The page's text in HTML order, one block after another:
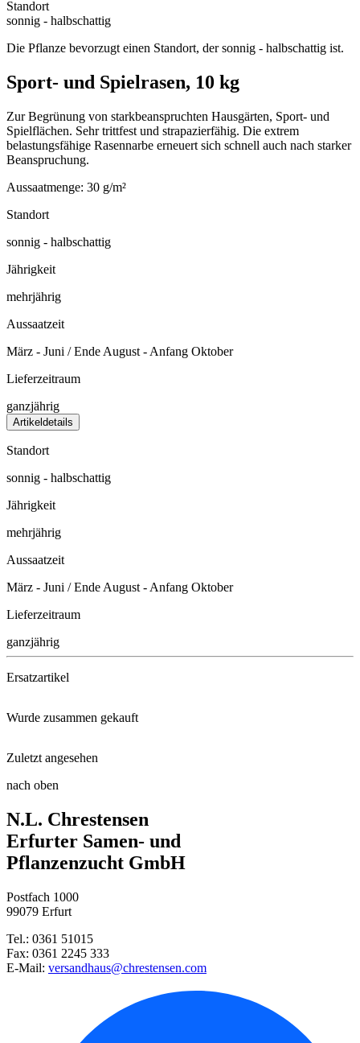
Standort
sonnig - halbschattig
Die Pflanze bevorzugt einen Standort, der sonnig - halbschattig ist.
Sport- und Spielrasen, 10 kg
Zur Begrünung von starkbeanspruchten Hausgärten, Sport- und
Spielflächen. Sehr trittfest und strapazierfähig. Die extrem
belastungsfähige Rasennarbe erneuert sich schnell auch nach starker
Beanspruchung.
Aussaatmenge: 30 g/m²
Standort
sonnig - halbschattig
Jährigkeit
mehrjährig
Aussaatzeit
März - Juni / Ende August - Anfang Oktober
Lieferzeitraum
ganzjährig
Artikeldetails
Standort
sonnig - halbschattig
Jährigkeit
mehrjährig
Aussaatzeit
März - Juni / Ende August - Anfang Oktober
Lieferzeitraum
ganzjährig
Ersatzartikel
Wurde zusammen gekauft
Gartenbambus Lava
Pflücksalat Fitness Mix
Hokkaido-Kürbis Uchiki Kuri
Wassermelone Sugar Baby
Zuletzt angesehen
Sport- und Spielrasen, 10 kg
nach oben
N.L. Chrestensen
Erfurter Samen- und
Pflanzenzucht GmbH
Postfach 1000
99079 Erfurt
Tel.: 0361 51015
Fax: 0361 2245 333
E-Mail: versandhaus@chrestensen.com